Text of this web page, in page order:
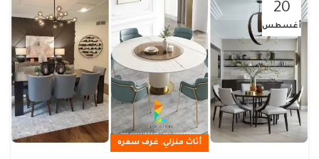
20
أغسطس
أثاث منزلي, غرف سفره